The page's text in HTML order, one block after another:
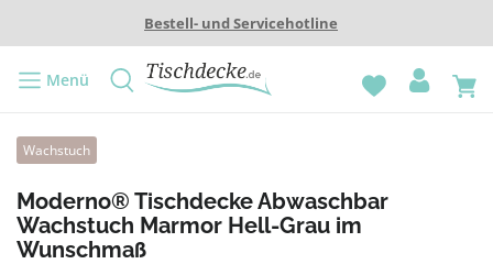
Bestell- und Servicehotline
Menü
Wachstuch
Moderno® Tischdecke Abwaschbar
Wachstuch Marmor Hell-Grau im
Wunschmaß